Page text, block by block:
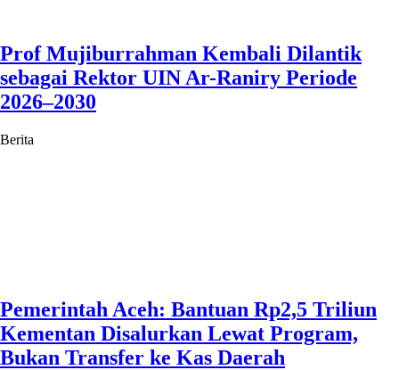
Prof Mujiburrahman Kembali Dilantik
sebagai Rektor UIN Ar-Raniry Periode
2026–2030
Berita
Pemerintah Aceh: Bantuan Rp2,5 Triliun
Kementan Disalurkan Lewat Program,
Bukan Transfer ke Kas Daerah